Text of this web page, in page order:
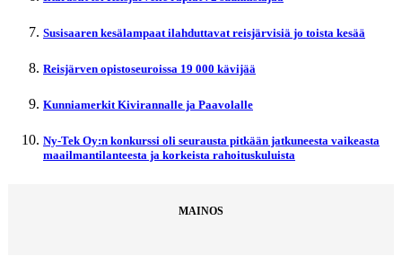
Susisaaren kesälampaat ilahduttavat reisjärvisiä jo toista kesää
Reisjärven opistoseuroissa 19 000 kävijää
Kunniamerkit Kivirannalle ja Paavolalle
Ny-Tek Oy:n konkurssi oli seurausta pitkään jatkuneesta vaikeasta
maailmantilanteesta ja korkeista rahoituskuluista
MAINOS